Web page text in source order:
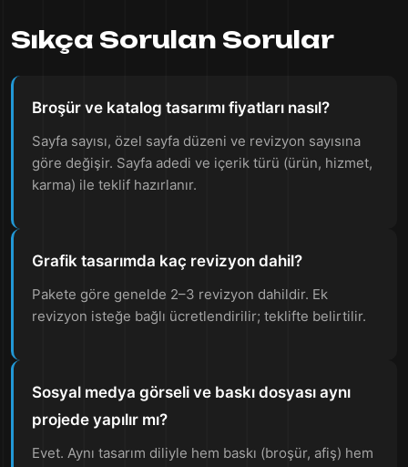
Sıkça Sorulan Sorular
Broşür ve katalog tasarımı fiyatları nasıl?
Sayfa sayısı, özel sayfa düzeni ve revizyon sayısına
göre değişir. Sayfa adedi ve içerik türü (ürün, hizmet,
karma) ile teklif hazırlanır.
Grafik tasarımda kaç revizyon dahil?
Pakete göre genelde 2–3 revizyon dahildir. Ek
revizyon isteğe bağlı ücretlendirilir; teklifte belirtilir.
Sosyal medya görseli ve baskı dosyası aynı
projede yapılır mı?
Evet. Aynı tasarım diliyle hem baskı (broşür, afiş) hem